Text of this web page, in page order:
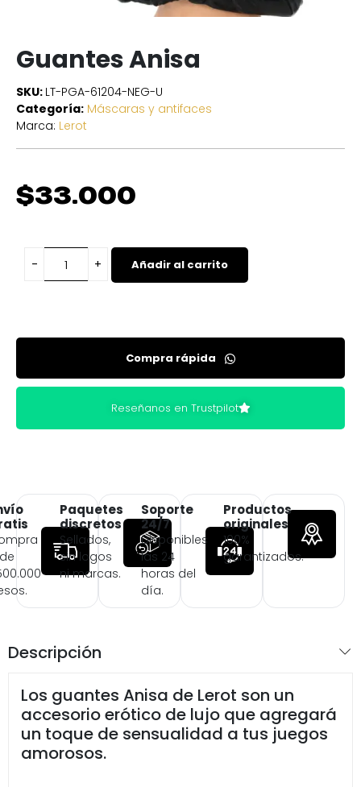
Guantes Anisa
SKU: LT-PGA-61204-NEG-U
Categoría: Máscaras y antifaces
Marca: Lerot
$33.000
Añadir al carrito
Compra rápida
Reseñanos en Trustpilot
Paquetes
discretos
Sellados,
sin logos
ni marcas.
Soporte
24/7
Disponibles
las 24
horas del
día.
Productos
originales
100%
garantizados.
Descripción
Los guantes Anisa de Lerot son un
accesorio erótico de lujo que agregará
un toque de sensualidad a tus juegos
amorosos.